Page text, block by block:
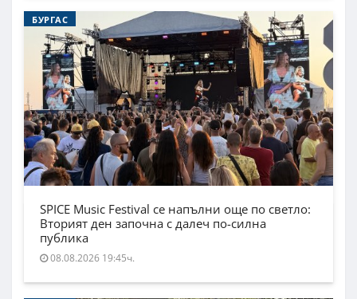
БУРГАС
SPICE Music Festival се напълни още по светло:
Вторият ден започна с далеч по-силна
публика
08.08.2026 19:45ч.